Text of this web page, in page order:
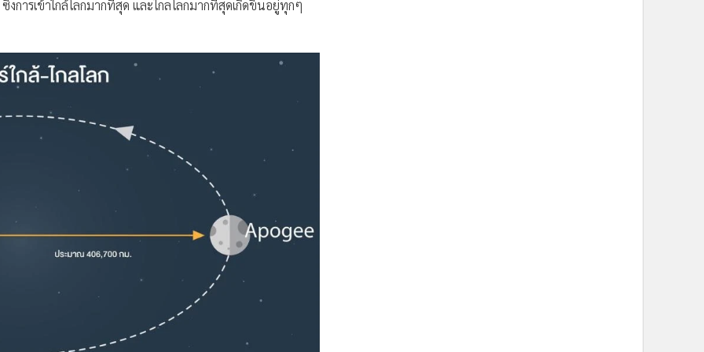
ารเข้าใกล้โลกมากที่สุด และไกลโลกมากที่สุดเกิดขึ้นอยู่ทุกๆ